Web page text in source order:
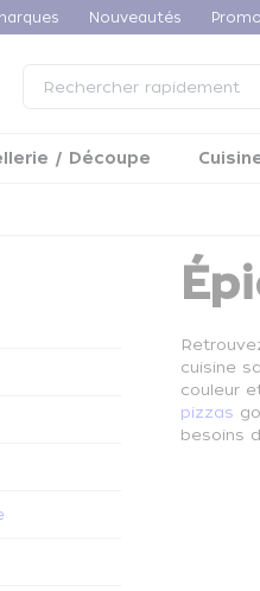
Nouveautés
/ Découpe
cuisine
couleur
pizzas
besoins